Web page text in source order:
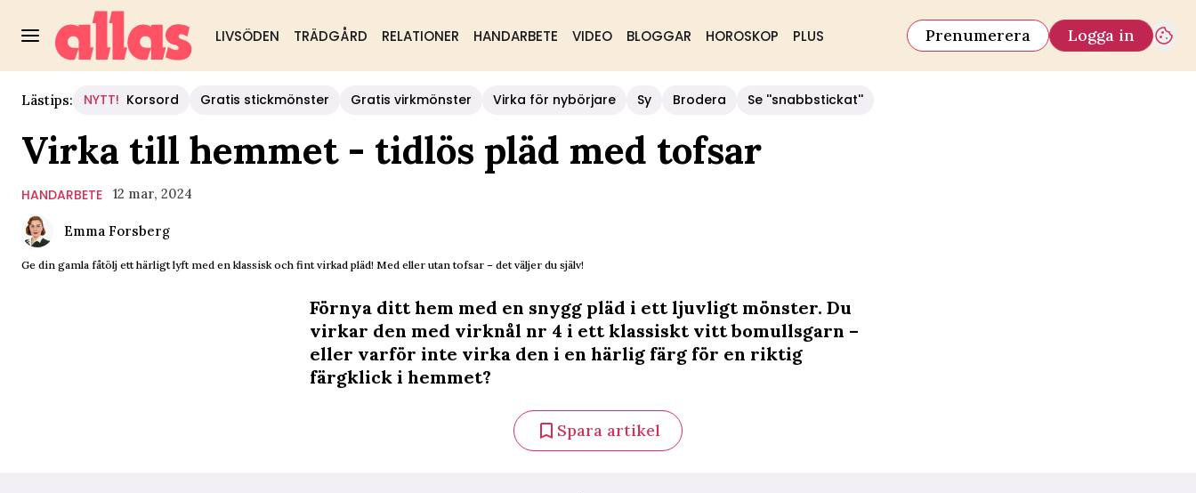
LIVSÖDEN TRÄDGÅRD RELATIONER HANDARBETE VIDEO BLOGGAR HOROSKOP PLUS Prenumerera Logga in
Lästips: NYTT! Korsord Gratis stickmönster Gratis virkmönster Virka för nybörjare Sy Brodera Se ''snabbstickat''
Virka till hemmet - tidlös pläd med tofsar
HANDARBETE 12 mar, 2024
Emma Forsberg
Ge din gamla fåtölj ett härligt lyft med en klassisk och fint virkad pläd! Med eller utan tofsar – det väljer du själv!
Förnya ditt hem med en snygg pläd i ett ljuvligt mönster. Du
virkar den med virknål nr 4 i ett klassiskt vitt bomullsgarn –
eller varför inte virka den i en härlig färg för en riktig
färgklick i hemmet?
Spara artikel